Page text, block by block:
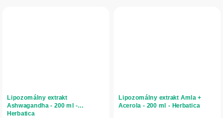
Lipozomálny extrakt
Ashwagandha - 200 ml -
Herbatica
Lipozomálny extrakt Amla +
Acerola - 200 ml - Herbatica